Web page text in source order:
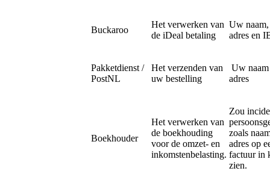
Buckaroo
Het verwerken van
de iDeal betaling
Uw
adres en
Pakketdienst /
PostNL
Het verzenden van
uw bestelling
Uw naam
adres
Boekhouder
Het verwerken van
de boekhouding
voor de omzet- en
inkomstenbelasting.
Zou
zoals
adres op
factuur in
zien.